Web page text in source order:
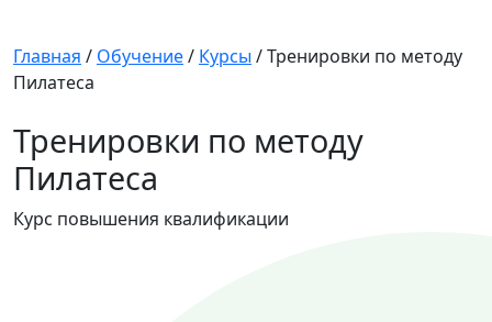
Главная / Обучение/ Курсы /Тренировки по методу
Пилатеса
Тренировки по методу
Пилатеса
Курс повышения квалификации